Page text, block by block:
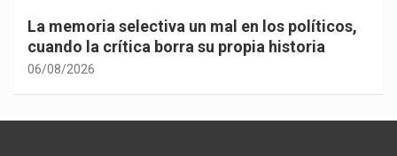
La memoria selectiva un mal en los políticos,
cuando la crítica borra su propia historia
06/08/2026